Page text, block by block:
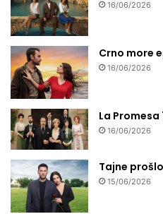
16/06/2026
Crno more
16/06/2026
La Promesa
16/06/2026
Tajne
15/06/2026